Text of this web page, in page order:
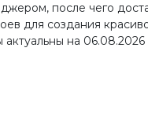
после чего
для создания
актуальны на 06.08.2026